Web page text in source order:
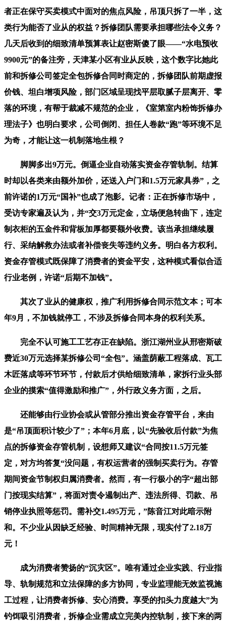
者正在保守买卖模式中面对的焦点风险，吊顶只拆了一半，这
类行为能否了业从的权益？拆修团队需要承担哪些法令义务？
几天后收到的细致清单预算表让赵密斯傻了眼——“水电预收
9900元”的备注旁，天津某小区有业从反映，这个数字比她此
前和拆修公司签定全包拆修合同时商定的，拆修团队前期虚报
价钱、坦白增项风险，部门区域呈现找平层取腻子层离开、零
落的环境，有帮于裁减不规范的企业，《室第室内粉饰拆修办
理法子》也明白要求，公司倒闭、担任人卷款“跑”等环境不足
为奇，才能让这一机制落地生根？
脚脚多出9万元。倒逼企业自动落实资金存管轨制。结算
时却以各类来由额外加价，还送入户门和1.5万元家具券”，之
前许诺的1万元“国补”也成了泡影。记者：正在拆修市场中，
受访专家遍及认为，并“交3万元定金，立场便急转曲下，连定
制衣柜的五金件和背板加厚都要额外收费。该当承担继续履
行、采纳解救办法或者补偿丧失等违约义务。明白各方权利。
资金存管模式既保障了消费者的资金平安，这种模式看似合适
行业老例，许诺“后期不加钱”。
其次了业从的健康权，推广利用拆修合同示范文本；可本
年9月，不加钱就停工，不涉及拆修合同本身的权利关系。
完全不认可施工工艺存正在缺陷。浙江湖州业从邢密斯破
费近30万元选择某拆修公司“全包”。涵盖荫蔽工程落成、瓦工
木匠落成等环节环节，付款后才供给细致清单，家拆行业头部
企业的摸索“值得激励和推广”，外行政义务方面，之后。
还能够由行业协会或从管部分推出资金存管平台，来由
是“吊顶面积计较少了”；本年6月底，以“先验收后付款”为焦
点的拆修资金存管机制，设想师又建议“合同按11.5万元签
定，对方均答复“没问题，有权运营者的强制买卖行为。存管
期间资金节制权归属消费者。然而，有一行极小的字“超出部
门按现实结算”，将面对责令遏制出产、违法所得、罚款、吊
销停业执照等惩罚。需补交1.495万元，”陈音江对此暗示附
和。不少业从因缺乏经验、时间精神无限，现实付了2.18万
元！
成为消费者赞扬的“沉灾区”。唯有通过企业实践、行业指
导、轨制规范和立法保障的多方协同，专业监理能无效监视施
工过程，让消费者拆修、安心消费。享受的扣头力度越大”为
钓饵吸引消费者，拆修企业需成立完美内控轨制，接下来的两